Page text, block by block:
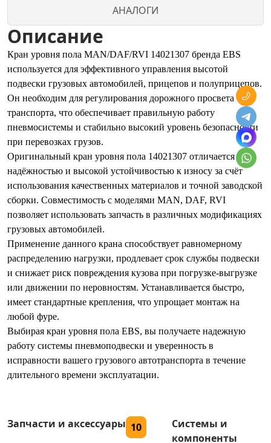
АНАЛОГИ
Описание
Кран уровня пола MAN/DAF/RVI 14021307 бренда EBS
используется для эффективного управления высотой
подвески грузовых автомобилей, прицепов и полуприцепов.
Он необходим для регулирования дорожного просвета
транспорта, что обеспечивает правильную работу
пневмосистемы и стабильно высокий уровень безопасности
при перевозках грузов.
Оригинальный кран уровня пола 14021307 отличается
надёжностью и высокой устойчивостью к износу за счёт
использования качественных материалов и точной заводской
сборки. Совместимость с моделями MAN, DAF, RVI
позволяет использовать запчасть в различных модификациях
грузовых автомобилей.
Применение данного крана способствует равномерному
распределению нагрузки, продлевает срок службы подвески
и снижает риск повреждения кузова при погрузке-выгрузке
или движении по неровностям. Устанавливается быстро,
имеет стандартные крепления, что упрощает монтаж на
любой фуре.
Выбирая кран уровня пола EBS, вы получаете надежную
работу системы пневмоподвески и уверенность в
исправности вашего грузового автотранспорта в течение
длительного времени эксплуатации.
Запчасти и аксессуары 10
Системы и
компоненты